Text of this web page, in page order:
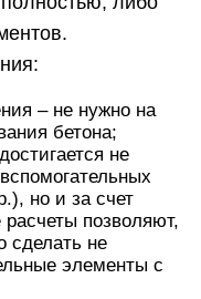
– не нужно на
бетона;
не
но и за счет
позволяют,
сделать не
элементы с